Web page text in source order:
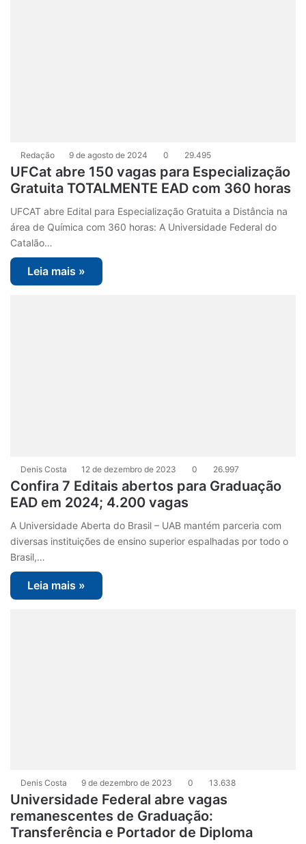
Redação 9 de agosto de 2024 0 29.495
UFCat abre 150 vagas para Especialização
Gratuita TOTALMENTE EAD com 360 horas
UFCAT abre Edital para Especialização Gratuita a Distância na
área de Química com 360 horas: A Universidade Federal do
Catalão…
Leia mais »
Denis Costa 12 de dezembro de 2023 0 26.997
Confira 7 Editais abertos para Graduação
EAD em 2024; 4.200 vagas
A Universidade Aberta do Brasil – UAB mantém parceria com
diversas instituições de ensino superior espalhadas por todo o
Brasil,…
Leia mais »
Denis Costa 9 de dezembro de 2023 0 13.638
Universidade Federal abre vagas
remanescentes de Graduação:
Transferência e Portador de Diploma